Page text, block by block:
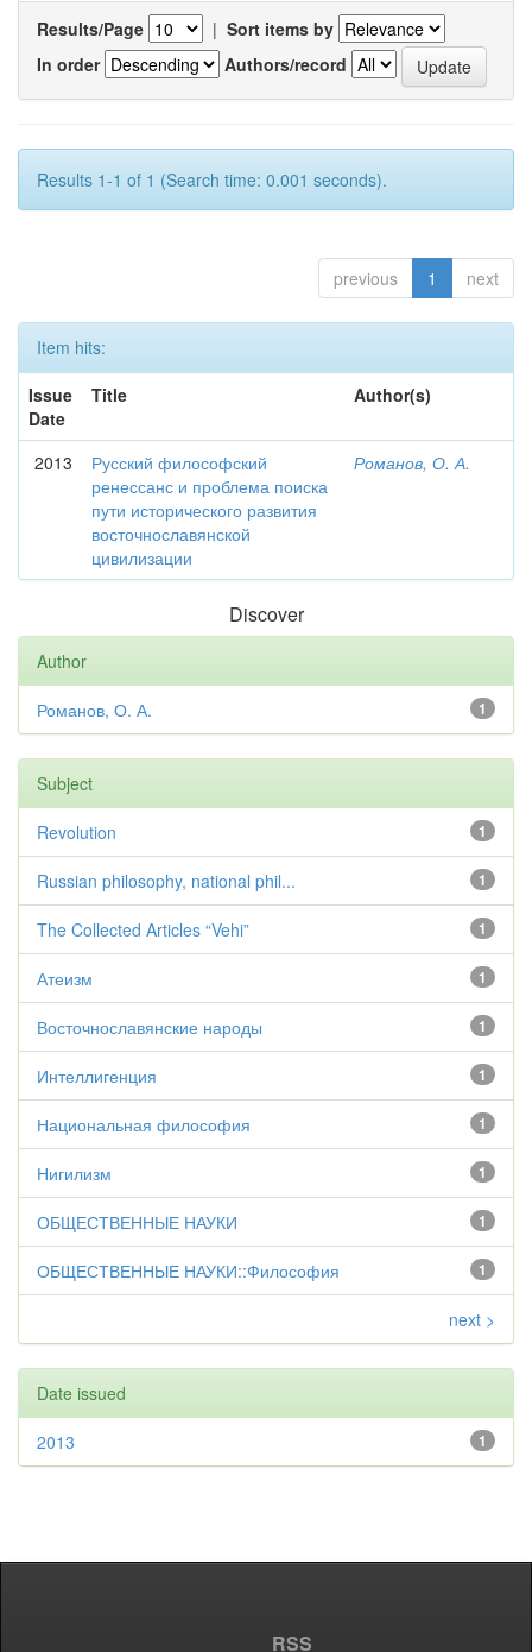
Results/Page | Sort items by
In order
Authors/record
Results 1-1 of 1 (Search time: 0.001 seconds).
previous 1 next
Item hits:
Issue
Date
Title Author(s)
2013
Русский философский
ренессанс и проблема поиска
пути исторического развития
восточнославянской
цивилизации
Романов, О. А.
Discover
Author
1
Романов, О. А.
Subject
1
Revolution
1
Russian philosophy, national phil...
1
The Collected Articles “Vehi”
1
Атеизм
1
Восточнославянские народы
1
Интеллигенция
1
Национальная философия
1
Нигилизм
1
ОБЩЕСТВЕННЫЕ НАУКИ
1
ОБЩЕСТВЕННЫЕ НАУКИ::Философия
next >
Date issued
1
2013
RSS